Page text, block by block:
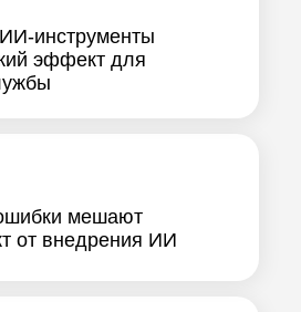
мешают
от внедрения ИИ
инструменты
эффект для